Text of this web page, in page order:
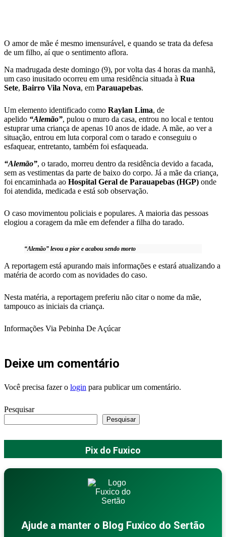
O amor de mãe é mesmo imensurável, e quando se trata da defesa
de um filho, aí que o sentimento aflora.
Na madrugada deste domingo (9), por volta das 4 horas da manhã,
um caso inusitado ocorreu em uma residência situada à Rua
Sete, Bairro Vila Nova, em Parauapebas.
Um elemento identificado como Raylan Lima, de
apelido “Alemão”, pulou o muro da casa, entrou no local e tentou
estuprar uma criança de apenas 10 anos de idade. A mãe, ao ver a
situação, entrou em luta corporal com o tarado e conseguiu o
esfaquear, entretanto, também foi esfaqueada.
“Alemão”, o tarado, morreu dentro da residência devido a facada,
sem as vestimentas da parte de baixo do corpo. Já a mãe da criança,
foi encaminhada ao Hospital Geral de Parauapebas (HGP) onde
foi atendida, medicada e está sob observação.
O caso movimentou policiais e populares. A maioria das pessoas
elogiou a coragem da mãe em defender a filha do tarado.
“Alemão” levou a pior e acabou sendo morto
A reportagem está apurando mais informações e estará atualizando a
matéria de acordo com as novidades do caso.
Nesta matéria, a reportagem preferiu não citar o nome da mãe,
tampouco as iniciais da criança.
Informações Via Pebinha De Açúcar
Deixe um comentário
Você precisa fazer o login para publicar um comentário.
Pesquisar
Pesquisar
Pix do Fuxico
Ajude a manter o Blog Fuxico do Sertão